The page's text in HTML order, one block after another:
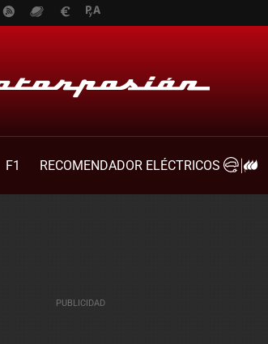
F1
RECOMENDADOR ELÉCTRICOS